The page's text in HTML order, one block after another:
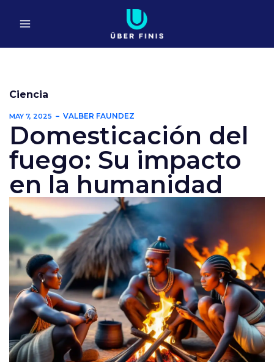
Ciencia
MAY 7, 2025 VALBER FAUNDEZ
Domesticación del
fuego: Su impacto
en la humanidad